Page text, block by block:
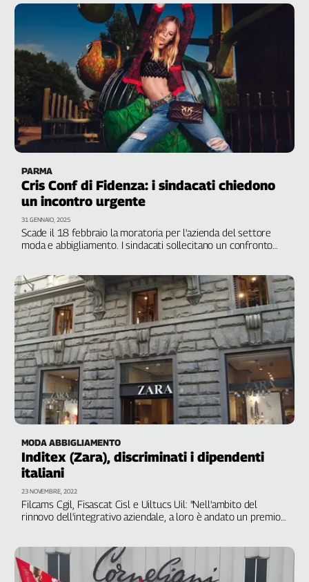
Lavoro
Abruzzo-
Molise
Alto
Adige
Basilicata
Calabria
Emilia-
Romagna
Venezia
Giulia
Liguria
Lombardia
Marche
Piemonte
Puglia
Sardegna
Sicilia
Toscana
Trentino
Umbria
Valle
D'Aosta
Veneto
Archivio
2014
PARMA
Cris Conf di Fidenza: i sindacati chiedono
un incontro urgente
Scade il 18 febbraio la moratoria per l'azienda del settore
moda e abbigliamento. I sindacati sollecitano un confronto
31 GENNAIO, 2025
MODA ABBIGLIAMENTO
Inditex (Zara), discriminati i dipendenti
italiani
Filcams Cgil, Fisascat Cisl e Uiltucs Uil: "Nell'ambito del
rinnovo dell'integrativo aziendale, a loro è andato un premio
23 NOVEMBRE, 2022